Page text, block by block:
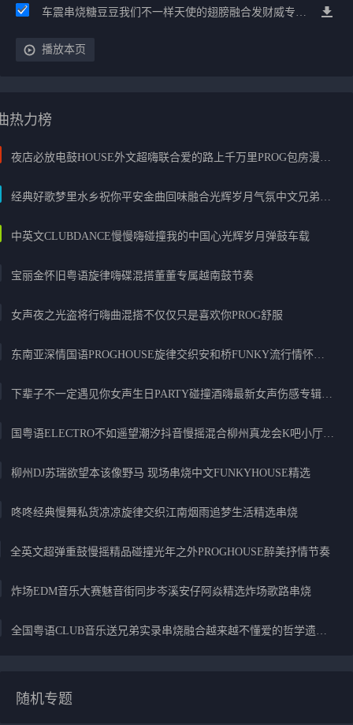
车震串烧糖豆豆我们不一样天使的翅膀融合发财威专属金边太空仓节奏
播放本页
热力榜
夜店必放电鼓HOUSE外文超嗨联合爱的路上千万里PROG包房漫步上头
经典好歌梦里水乡祝你平安金曲回味融合光辉岁月气氛中文兄弟串烧
中英文CLUBDANCE慢慢嗨碰撞我的中国心光辉岁月弹鼓车载
宝丽金怀旧粤语旋律嗨碟混搭董董专属越南鼓节奏
女声夜之光盗将行嗨曲混搭不仅仅只是喜欢你PROG舒服
东南亚深情国语PROGHOUSE旋律交织安和桥FUNKY流行情怀串烧
下辈子不一定遇见你女声生日PARTY碰撞酒嗨最新女声伤感专辑实录
国粤语ELECTRO不如遥望潮汐抖音慢摇混合柳州真龙会K吧小厅小康混音
柳州DJ苏瑞欲望本该像野马 现场串烧中文FUNKYHOUSE精选
咚咚经典慢舞私货凉凉旋律交织江南烟雨追梦生活精选串烧
全英文超弹重鼓慢摇精品碰撞光年之外PROGHOUSE醉美抒情节奏
炸场EDM音乐大赛魅音街同步岑溪安仔阿焱精选炸场歌路串烧
全国粤语CLUB音乐送兄弟实录串烧融合越来越不懂爱的哲学遗憾专辑
随机专题